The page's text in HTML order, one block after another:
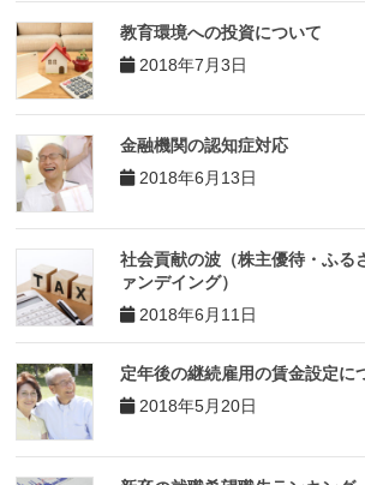
教育環境への投資について
2018年7月3日
金融機関の認知症対応
2018年6月13日
社会貢献の波（株主優待・ふる
ァンデイング）
2018年6月11日
定年後の継続雇用の賃金設定に
2018年5月20日